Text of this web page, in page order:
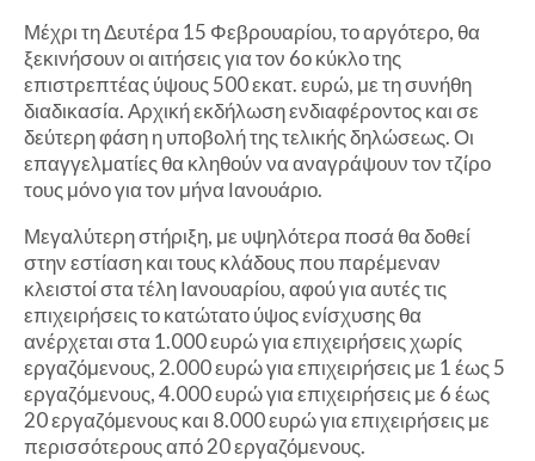
Μέχρι τη Δευτέρα 15 Φεβρουαρίου, το αργότερο, θα
ξεκινήσουν οι αιτήσεις για τον 6ο κύκλο της
επιστρεπτέας ύψους 500 εκατ. ευρώ, με τη συνήθη
διαδικασία. Αρχική εκδήλωση ενδιαφέροντος και σε
δεύτερη φάση η υποβολή της τελικής δηλώσεως. Οι
επαγγελματίες θα κληθούν να αναγράψουν τον τζίρο
τους μόνο για τον μήνα Ιανουάριο.
Μεγαλύτερη στήριξη, με υψηλότερα ποσά θα δοθεί
στην εστίαση και τους κλάδους που παρέμεναν
κλειστοί στα τέλη Ιανουαρίου, αφού για αυτές τις
επιχειρήσεις το κατώτατο ύψος ενίσχυσης θα
ανέρχεται στα 1.000 ευρώ για επιχειρήσεις χωρίς
εργαζόμενους, 2.000 ευρώ για επιχειρήσεις με 1 έως 5
εργαζόμενους, 4.000 ευρώ για επιχειρήσεις με 6 έως
20 εργαζόμενους και 8.000 ευρώ για επιχειρήσεις με
περισσότερους από 20 εργαζόμενους.